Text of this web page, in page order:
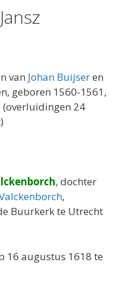
van Johan Buijseren
geboren 1560-1561,
(overluidingen 24
, dochter
,
Buurkerk te Utrecht
16 augustus 1618 te